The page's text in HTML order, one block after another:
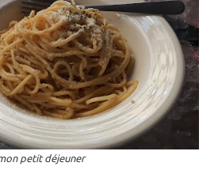
petit déjeuner